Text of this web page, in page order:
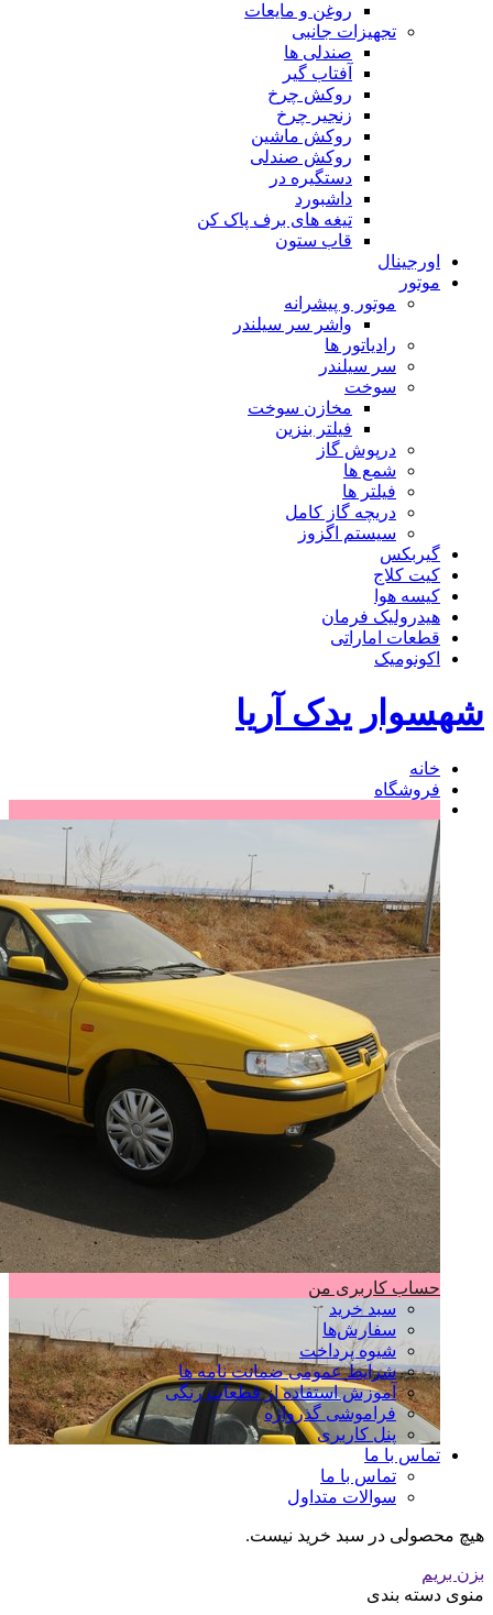
روغن و مایعات
تجهیزات جانبی
صندلی ها
آفتاب گیر
روکش چرخ
زنجیر چرخ
روکش ماشین
روکش صندلی
دستگیره در
داشبورد
تیغه های برف پاک کن
قاب ستون
اورجینال
موتور
موتور و پیشرانه
واشر سر سیلندر
رادیاتور ها
سر سیلندر
سوخت
مخازن سوخت
فیلتر بنزین
درپوش گاز
شمع ها
فیلتر ها
دریچه گاز کامل
سیستم اگزوز
گیربکس
کیت کلاج
کیسه هوا
هیدرولیک فرمان
قطعات اماراتی
اکونومیک
شهسوار یدک آریا
خانه
فروشگاه
حساب کاربری من
سبد خرید
سفارش‌ها
شیوه پرداخت
شرایط عمومی ضمانت نامه ها
آموزش استفاده از قطعات رنگی
فراموشی گذرواژه
پنل کاربری
تماس با ما
تماس با ما
سوالات متداول
هیچ محصولی در سبد خرید نیست.
بزن بریم
منوی دسته بندی